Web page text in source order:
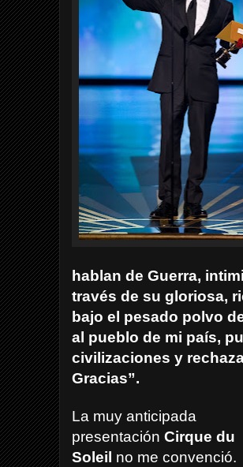
hablan de Guerra,
través de su gloriosa,
bajo el pesado polvo
al pueblo de mi país,
civilizaciones y
Gracias”.
La muy anticipada
presentación Cirque du
Soleil no me convenció.